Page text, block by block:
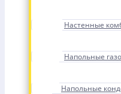
Настенные
Напольные
Напольные